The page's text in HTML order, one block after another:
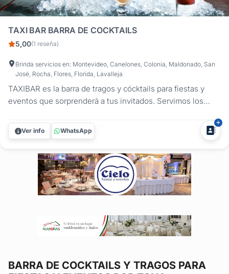
TAXI BAR BARRA DE COCKTAILS
5,00(1 reseña)
Brinda servicios en: Montevideo, Canelones, Colonia, Maldonado, San
José, Rocha, Flores, Florida, Lavalleja
TAXIBAR es la barra de tragos y cócktails para fiestas y
eventos que sorprenderá a tus invitados. Servimos los
de las marcas de primer nivel como: RON BACARDI,
VODKA SMIRNOFF, FERNET BRANCA, VELHO BARREIRO.
Ver info WhatsApp
BARRA DE COCKTAILS Y TRAGOS PARA